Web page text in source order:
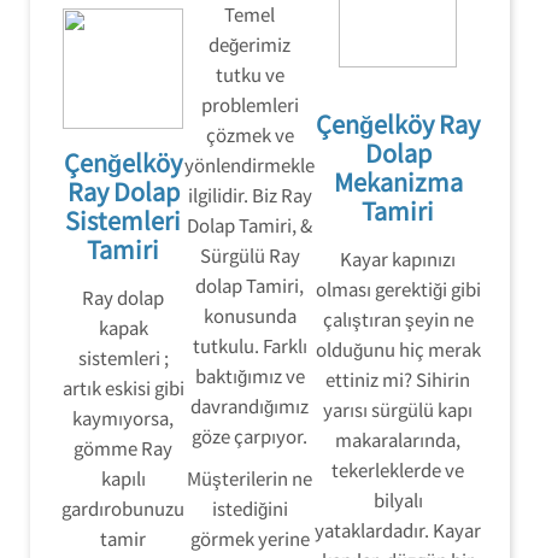
Çenğelköy
Ray Dolap
Sistemleri
Tamiri
Ray dolap
kapak
sistemleri ;
artık eskisi gibi
kaymıyorsa,
gömme Ray
kapılı
gardırobunuzu
tamir
Temel
değerimiz
tutku ve
problemleri
çözmek ve
yönlendirmekle
ilgilidir. Biz Ray
Dolap Tamiri, &
Sürgülü Ray
dolap Tamiri,
konusunda
tutkulu. Farklı
baktığımız ve
davrandığımız
göze çarpıyor.
Müşterilerin ne
istediğini
görmek yerine
Çenğelköy Ray
Dolap
Mekanizma
Tamiri
Kayar kapınızı
olması gerektiği gibi
çalıştıran şeyin ne
olduğunu hiç merak
ettiniz mi? Sihirin
yarısı sürgülü kapı
makaralarında,
tekerleklerde ve
bilyalı
yataklardadır. Kayar